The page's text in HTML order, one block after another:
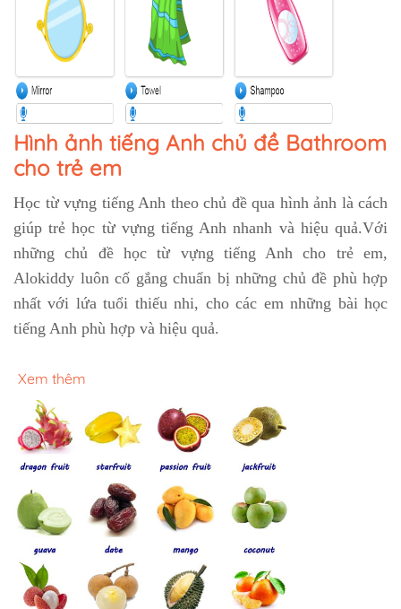
Hình ảnh tiếng Anh chủ đề Bathroom
cho trẻ em
Học từ vựng tiếng Anh theo chủ đề qua hình ảnh là cách
giúp trẻ học từ vựng tiếng Anh nhanh và hiệu quả.Với
những chủ đề học từ vựng tiếng Anh cho trẻ em,
Alokiddy luôn cố gắng chuẩn bị những chủ đề phù hợp
nhất với lứa tuổi thiếu nhi, cho các em những bài học
tiếng Anh phù hợp và hiệu quả.
Xem thêm